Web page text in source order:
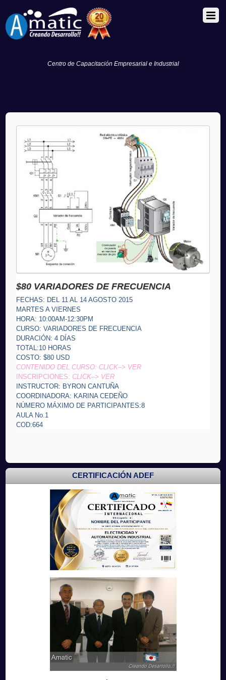
Centro de Capacitación Empresarial e Industrial
$80 VARIADORES DE FRECUENCIA
FECHAS: DEL 11 AL 14 AGOSTO 2015
MARTES A VIERNES
HORA: 10:00AM-12:30PM
CURSO: VARIADORES DE FRECUENCIA
DURACIÓN: 4 DÍAS
TOTAL:10 HORAS
COSTO: $80 USD
CONTENIDO DEL CURSO: CLICK–> VER
INSCRIPCIONES:CLICK–> VER
INSTRUCTOR: BYRON CANTUÑA
COORDINADORA: KARINA CEDEÑO
NÚMERO MÁXIMO DE PARTICIPANTES:8
AULA No.1
COD:664
CERTIFICACIÓN ADEF